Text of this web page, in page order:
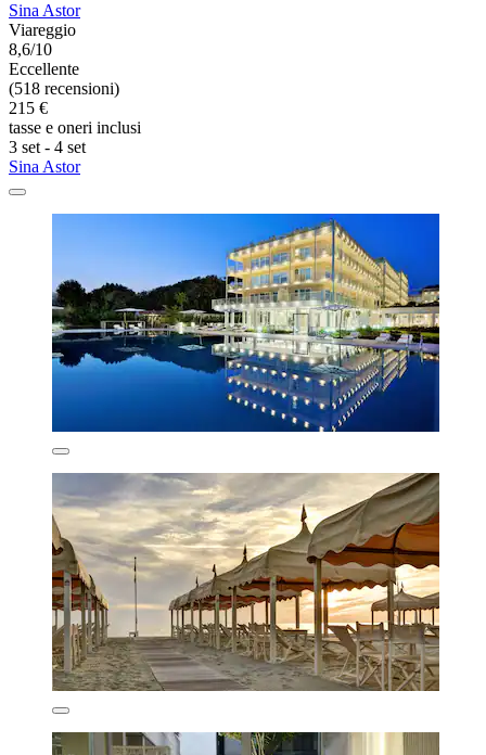
Sina Astor
Viareggio
8,6/10
Eccellente
(518 recensioni)
215 €
tasse e oneri inclusi
3 set - 4 set
Sina Astor